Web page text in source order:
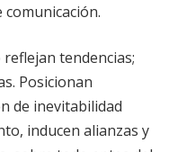
comunicación.
tendencias;
Posicionan
de inevitabilidad
inducen alianzas y